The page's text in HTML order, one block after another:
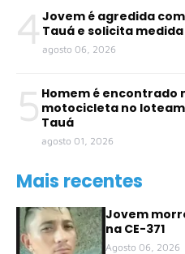
4 Jovem é agredida
Tauá e solicita
agosto 06, 2026
5 Homem é encontrado
motocicleta no
Tauá
agosto 01, 2026
Mais recentes
Jovem
na CE-371
Agosto 06, 2026